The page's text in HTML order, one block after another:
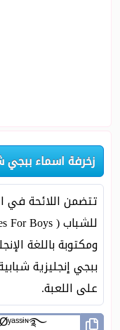
زخرفة اسماء ببجي
تتضمن اللائحة
ومكتوبة باللغة
ببجي إنجليزية
على اللعبة.